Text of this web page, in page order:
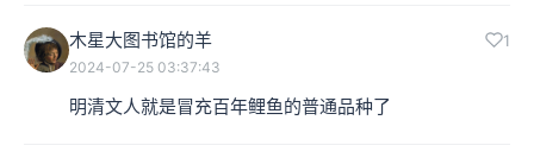
木星大图书馆的羊 1
2024-07-25 03:37:43
明清文人就是冒充百年鲤鱼的普通品种了